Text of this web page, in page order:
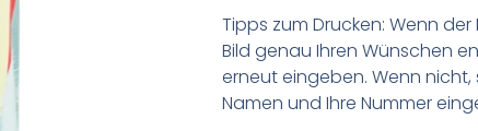
Tipps zum Drucken: Wenn
Bild genau Ihren Wünschen
erneut eingeben. Wenn
Namen und Ihre Nummer